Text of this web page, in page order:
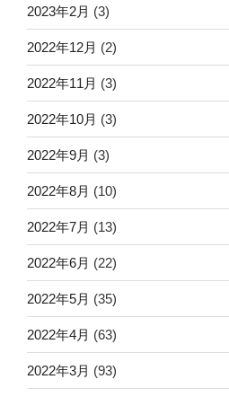
2023年2月 (3)
2022年12月 (2)
2022年11月 (3)
2022年10月 (3)
2022年9月 (3)
2022年8月 (10)
2022年7月 (13)
2022年6月 (22)
2022年5月 (35)
2022年4月 (63)
2022年3月 (93)